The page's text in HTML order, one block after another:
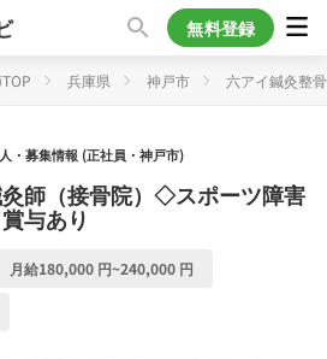
無料登録
兵庫県 神戸市 六アイ鍼灸整
・募集情報 (正社員・神戸市)
灸師（接骨院）◇スポーツ障害
与あり
月給180,000 円~240,000 円